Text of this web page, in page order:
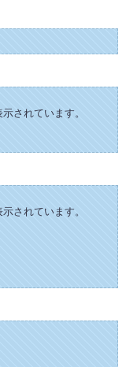
されています。
されています。